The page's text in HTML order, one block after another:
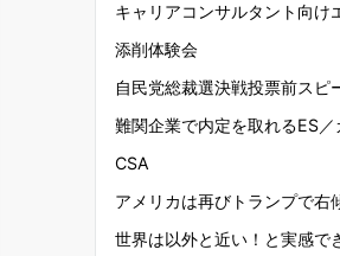
キャリアコンサルタント向け
添削体験会
自民党総裁選決戦投票前スピ
難関企業で内定を取れるES／
CSA
アメリカは再びトランプで右
世界は以外と近い！と実感で